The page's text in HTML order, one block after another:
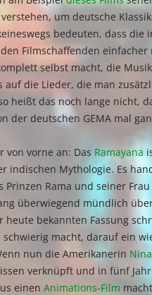
um deutsche
bedeuten, dass die
Filmschaffenden
selbst macht, die
auf die Lieder, die man
heißt das noch lange nicht,
der deutschen GEMA mal
von vorne an: DasRamayana
indischen Mythologie. Es
Prinzen Rama und seiner
überwiegend mündlich
heute bekannten Fassung
schwierig macht, darauf ein
nun die Amerikanerin
verknüpft und in fünf
einen Animations-Film